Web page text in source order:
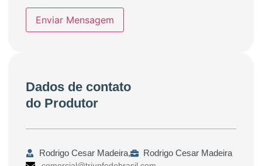
Enviar Mensagem
Dados de contato
do Produtor
Rodrigo Cesar Madeira, Rodrigo Cesar Madeira